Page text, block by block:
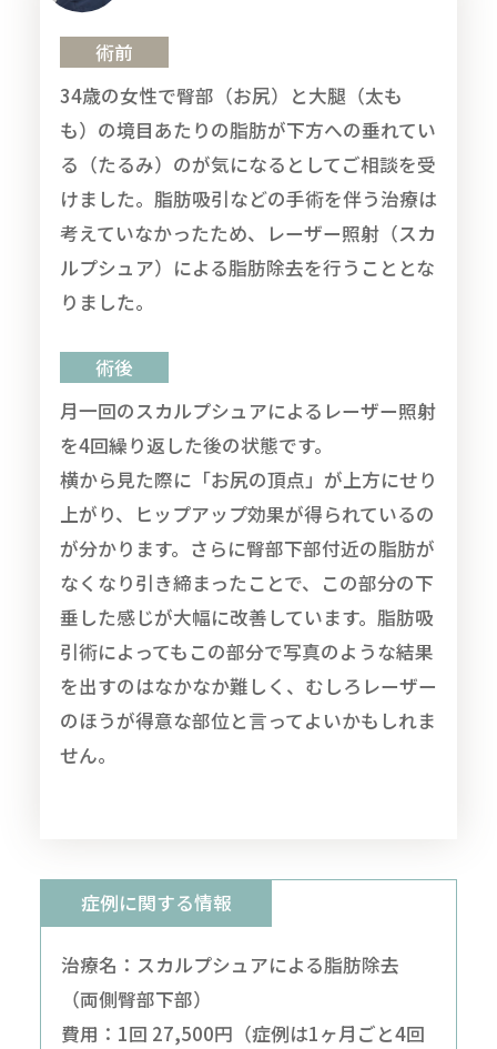
術前
34歳の女性で臀部（お尻）と大腿（太も
も）の境目あたりの脂肪が下方への垂れてい
る（たるみ）のが気になるとしてご相談を受
けました。脂肪吸引などの手術を伴う治療は
考えていなかったため、レーザー照射（スカ
ルプシュア）による脂肪除去を行うこととな
りました。
術後
月一回のスカルプシュアによるレーザー照射
を4回繰り返した後の状態です。
横から見た際に「お尻の頂点」が上方にせり
上がり、ヒップアップ効果が得られているの
が分かります。さらに臀部下部付近の脂肪が
なくなり引き締まったことで、この部分の下
垂した感じが大幅に改善しています。脂肪吸
引術によってもこの部分で写真のような結果
を出すのはなかなか難しく、むしろレーザー
のほうが得意な部位と言ってよいかもしれま
せん。
症例に関する情報
治療名：スカルプシュアによる脂肪除去
（両側臀部下部）
費用：1回 27,500円（症例は1ヶ月ごと4回